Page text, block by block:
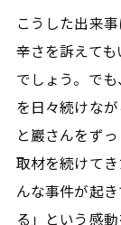
こうした出来
辛さを訴えて
でしょう。で
を日々続けな
と巖さんをず
取材を続けて
んな事件が起
る」という感